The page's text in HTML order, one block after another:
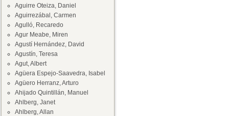
Aguirre Oteiza, Daniel
Aguirrezábal, Carmen
Agulló, Recaredo
Agur Meabe, Miren
Agustí Hernández, David
Agustín, Teresa
Agut, Albert
Agüera Espejo-Saavedra, Isabel
Agüero Herranz, Arturo
Ahijado Quintillán, Manuel
Ahlberg, Janet
Ahlberg, Allan